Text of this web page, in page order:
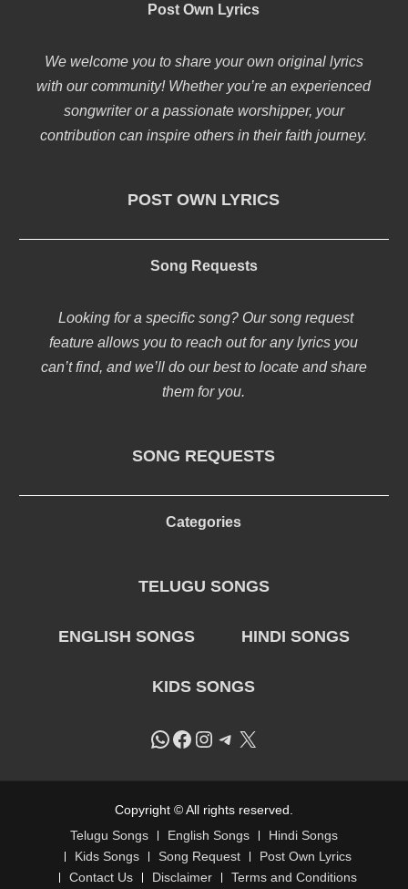
Post Own Lyrics
We welcome you to share your own original lyrics
with our community! Whether you’re an experienced
songwriter or a passionate worshipper, your
contribution can inspire others in their faith journey.
POST OWN LYRICS
Song Requests
Looking for a specific song? Our song request
feature allows you to reach out for any lyrics you
can’t find, and we’ll do our best to locate and share
them for you.
SONG REQUESTS
Categories
TELUGU SONGS
ENGLISH SONGS HINDI SONGS
KIDS SONGS
WhatsApp
Facebook
Instagram
Telegram
X
Copyright © All rights reserved.
Telugu Songs
English Songs
Hindi Songs
Kids Songs
Song Request
Post Own Lyrics
Contact Us
Disclaimer Terms and Conditions